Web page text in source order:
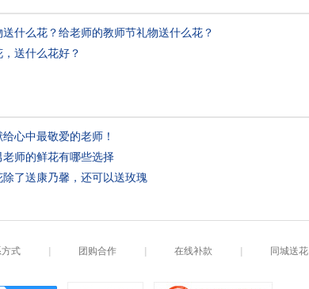
什么花？给老师的教师节礼物送什么花？
送什么花好？
心中最敬爱的老师！
老师的鲜花有哪些选择
除了送康乃馨，还可以送玫瑰
式 团购合作 在线补款 同城送花